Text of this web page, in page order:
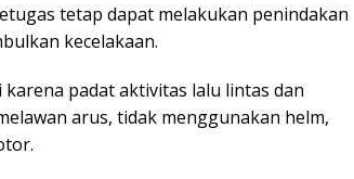
tetap dapat melakukan penindakan
kecelakaan.
padat aktivitas lalu lintas dan
arus, tidak menggunakan helm,